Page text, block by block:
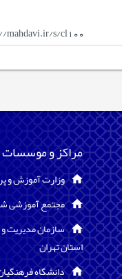
مراکز و موسسات
وزارت آموزش و
مجتمع آموزشی
سازمان مدیریت و
استان تهران
دانشگاه